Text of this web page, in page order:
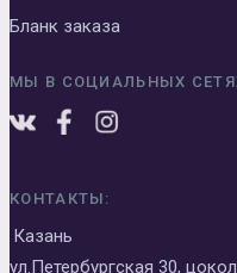
Бланк заказа
МЫ В СОЦИАЛЬНЫХ
КОНТАКТЫ:
Казань
ул.Петербургская 30,